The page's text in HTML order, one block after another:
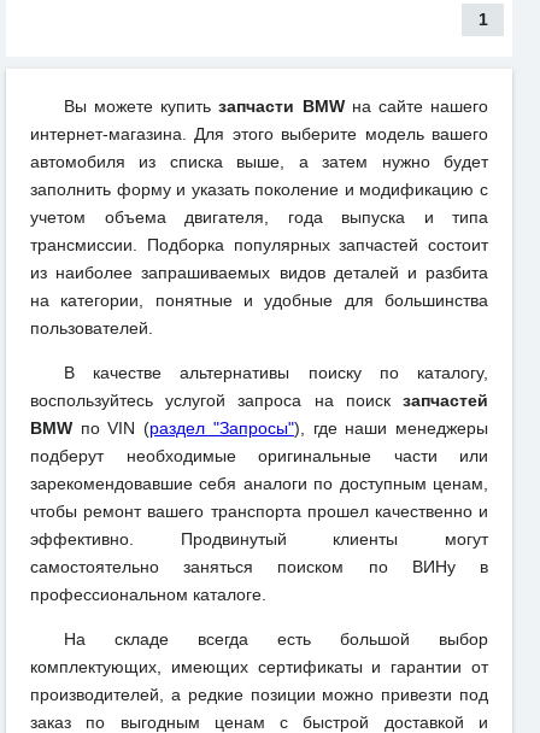
1
Вы можете купитьзапчасти BMWна сайте нашего
интернет-магазина. Для этого выберите модель вашего
автомобиля из списка выше, а затем нужно будет
заполнить форму и указать поколение и модификацию с
учетом объема двигателя, года выпуска и типа
трансмиссии. Подборка популярных запчастей состоит
из наиболее запрашиваемых видов деталей и разбита
на категории, понятные и удобные для большинства
пользователей.
В качестве альтернативы поиску по каталогу,
воспользуйтесь услугой запроса на поиск запчастей
BMW по VIN (раздел "Запросы"), где наши менеджеры
подберут необходимые оригинальные части или
зарекомендовавшие себя аналоги по доступным ценам,
чтобы ремонт вашего транспорта прошел качественно и
эффективно. Продвинутый клиенты могут
самостоятельно заняться поиском по ВИНу в
профессиональном каталоге.
На складе всегда есть большой выбор
комплектующих, имеющих сертификаты и гарантии от
производителей, а редкие позиции можно привезти под
заказ по выгодным ценам с быстрой доставкой и